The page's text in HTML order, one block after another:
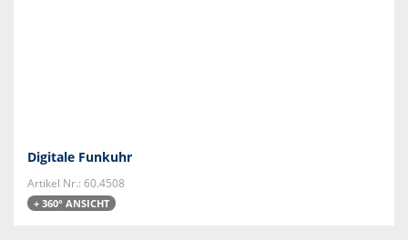
Digitale Funkuhr
Artikel Nr.: 60.4508
+ 360° ANSICHT